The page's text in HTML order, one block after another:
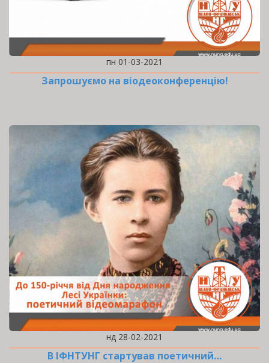
пн 01-03-2021
Запрошуємо на віодеоконференцію!
нд 28-02-2021
В ІФНТУНГ стартував поетичний…